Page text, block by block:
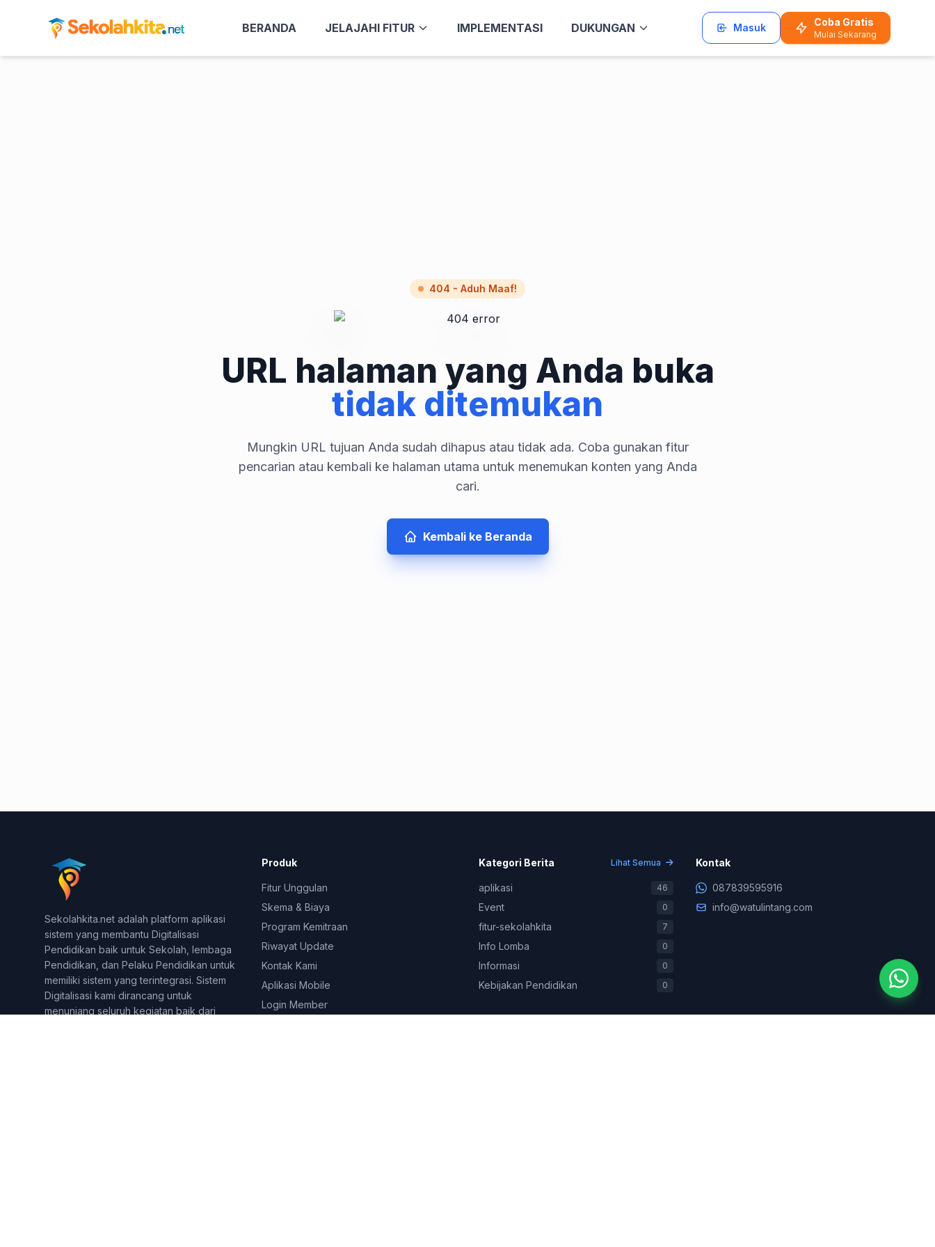
BERANDA JELAJAHI FITUR IMPLEMENTASI DUKUNGAN Masuk Coba Gratis
Mulai Sekarang
404 - Aduh Maaf!
URL halaman yang Anda buka
tidak ditemukan
Mungkin URL tujuan Anda sudah dihapus atau tidak ada. Coba gunakan fitur
pencarian atau kembali ke halaman utama untuk menemukan konten yang Anda
cari.
Kembali ke Beranda
Sekolahkita.net adalah platform aplikasi
sistem yang membantu Digitalisasi
Pendidikan baik untuk Sekolah, lembaga
Pendidikan, dan Pelaku Pendidikan untuk
memiliki sistem yang terintegrasi. Sistem
Digitalisasi kami dirancang untuk
menunjang seluruh kegiatan baik dari
Produk
Fitur Unggulan
Skema & Biaya
Program Kemitraan
Riwayat Update
Kontak Kami
Aplikasi Mobile
Login Member
Kategori Berita Lihat Semua
aplikasi 46
Event 0
fitur-sekolahkita 7
Info Lomba 0
Informasi 0
Kebijakan Pendidikan 0
Kontak
087839595916
info@watulintang.com
Support Teknis (WA Only)